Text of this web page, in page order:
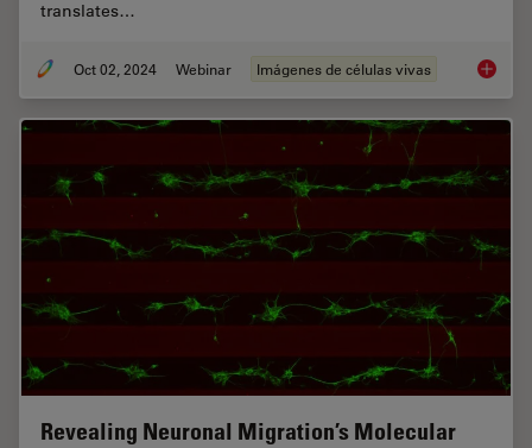
translates…
Oct 02, 2024 Webinar Imágenes de células vivas
Revealing Neuronal Migration’s Molecular